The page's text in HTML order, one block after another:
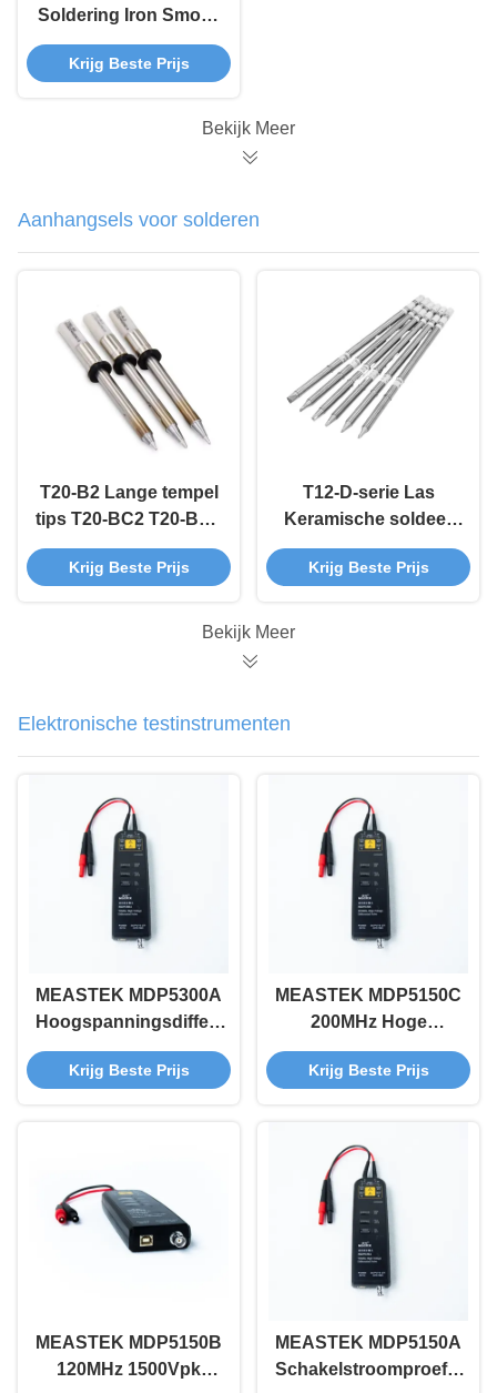
Soldering Iron Smoke
Extractor, 493 ESD
Rook Absorber
Krijg Beste Prijs
Bekijk Meer
Aanhangsels voor solderen
T20-B2 Lange tempel
tips T20-BC2 T20-BC3
Soldeer ijzer tips OEM
ODM
Krijg Beste Prijs
T12-D-serie Las
Keramische soldeer
ijzeren puntjes Chisel
vorm
Krijg Beste Prijs
Bekijk Meer
Elektronische testinstrumenten
MEASTEK MDP5300A
Hoogspanningsdifferentiële
sonde, bandbreedte
70 MHz en ±3000 V,
nieuwe energie
Krijg Beste Prijs
MEASTEK MDP5150C
200MHz Hoge
Spanning
Differentiële Probe
Verhouding BNC
Volledig Compatibel
Anti-interferentie
Krijg Beste Prijs
MEASTEK MDP5150B
120MHz 1500Vpk
MEASTEK MDP5150A